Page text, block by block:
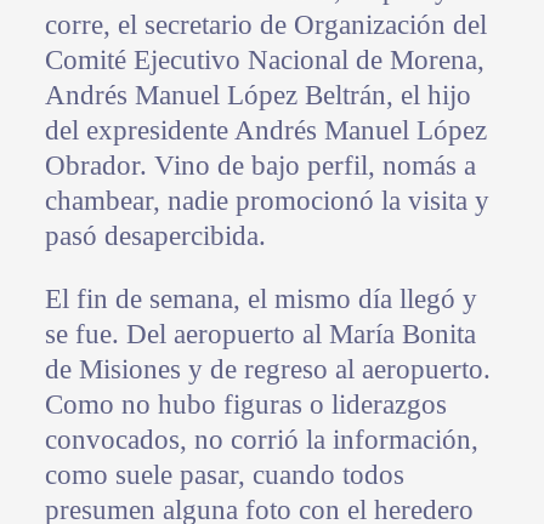
corre, el secretario de Organización del
Comité Ejecutivo Nacional de Morena,
Andrés Manuel López Beltrán, el hijo
del expresidente Andrés Manuel López
Obrador. Vino de bajo perfil, nomás a
chambear, nadie promocionó la visita y
pasó desapercibida.
El fin de semana, el mismo día llegó y
se fue. Del aeropuerto al María Bonita
de Misiones y de regreso al aeropuerto.
Como no hubo figuras o liderazgos
convocados, no corrió la información,
como suele pasar, cuando todos
presumen alguna foto con el heredero